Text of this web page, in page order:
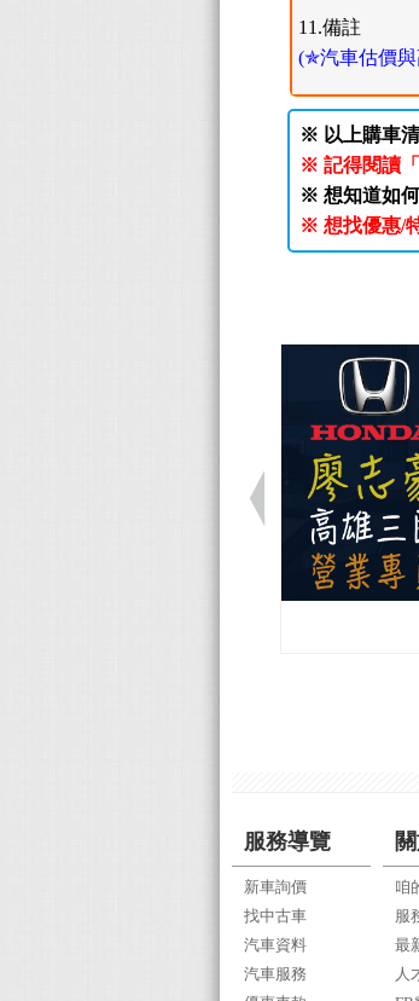
11.備註
(✯汽車估價
※ 以上購車清
※ 記得閱讀「
※ 想知道如
※ 想找優惠/
服務導覽
新車詢價
找中古車
汽車資料
汽車服務
咱
服
最
人